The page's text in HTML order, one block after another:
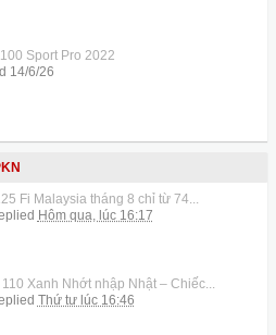
Sport Pro 2022
14/6/26
Fi Malaysia tháng 8 chỉ từ 74...
Hôm qua, lúc 16:17
Xanh Nhớt nhập Nhật – Chiếc...
Thứ tư lúc 16:46